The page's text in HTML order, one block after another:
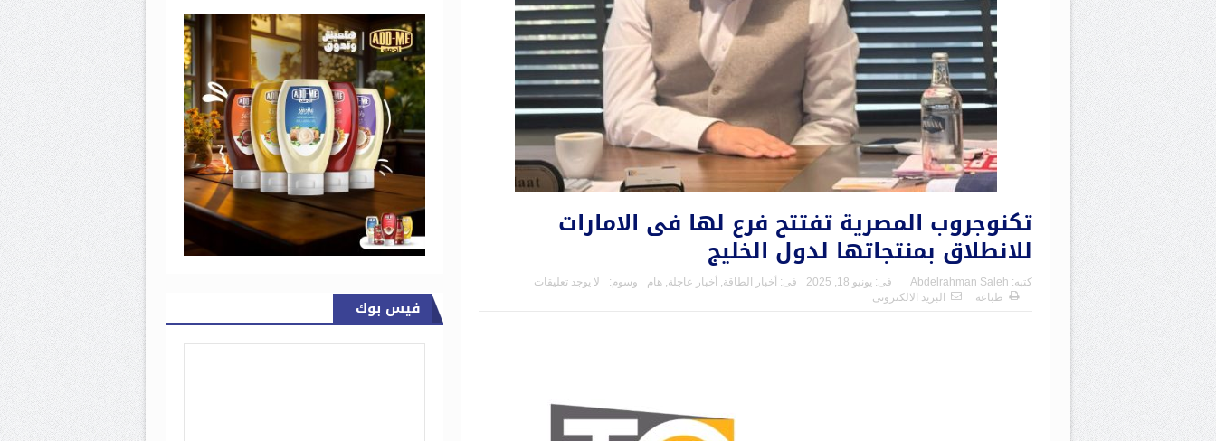
تكنوجروب المصرية تفتتح فرع لها فى الامارات
للانطلاق بمنتجاتها لدول الخليج
كتبه: Abdelrahman Saleh فى: يونيو 18, 2025 فى: أخبار الطاقة أخبار عاجلة هام وسوم:
لا يوجد تعليقات
طباعة
البريد الالكترونى فيس بوك